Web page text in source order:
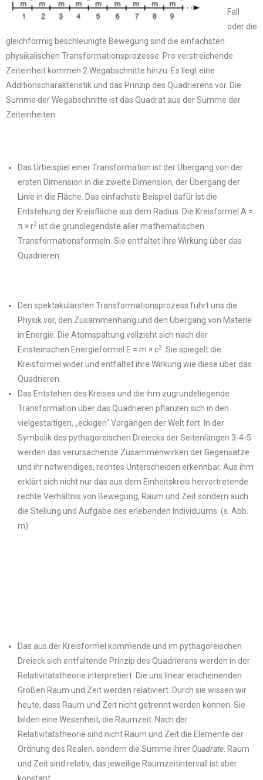
Fall
oder die
gleichförmig beschleunigte Bewegung sind die einfachsten
physikalischen Transformationsprozesse. Pro verstreichende
Zeiteinheit kommen 2 Wegabschnitte hinzu. Es liegt eine
Additionscharakteristik und das Prinzip des Quadrierens vor. Die
Summe der Wegabschnitte ist das Quadrat aus der Summe der
Zeiteinheiten.
Das Urbeispiel einer Transformation ist der Übergang von der
ersten Dimension in die zweite Dimension, der Übergang der
Linie in die Fläche. Das einfachste Beispiel dafür ist die
Entstehung der Kreisfläche aus dem Radius. Die Kreisformel A =
π × r2 ist die grundlegendste aller mathematischen
Transformationsformeln. Sie entfaltet ihre Wirkung über das
Quadrieren.
Den spektakulärsten Transformationsprozess führt uns die
Physik vor, den Zusammenhang und den Übergang von Materie
in Energie. Die Atomspaltung vollzieht sich nach der
Einsteinschen Energieformel E = m × c2 . Sie spiegelt die
Kreisformel wider und entfaltet ihre Wirkung wie diese über das
Quadrieren.
Das Entstehen des Kreises und die ihm zugrundeliegende
Transformation über das Quadrieren pflanzen sich in den
vielgestaltigen, „eckigen“ Vorgängen der Welt fort. In der
Symbolik des pythagoreischen Dreiecks der Seitenlängen 3-4-5
werden das verursachende Zusammenwirken der Gegensätze
und ihr notwendiges, rechtes Unterscheiden erkennbar. Aus ihm
erklärt sich nicht nur das aus dem Einheitskreis hervortretende
rechte Verhältnis von Bewegung, Raum und Zeit sondern auch
die Stellung und Aufgabe des erlebenden Individuums. (s. Abb.
m)
Das aus der Kreisformel kommende und im pythagoreischen
Dreieck sich entfaltende Prinzip des Quadrierens werden in der
Relativitätstheorie interpretiert. Die uns linear erscheinenden
Größen Raum und Zeit werden relativiert. Durch sie wissen wir
heute, dass Raum und Zeit nicht getrennt werden können. Sie
bilden eine Wesenheit, die Raumzeit. Nach der
Relativitätstheorie sind nicht Raum und Zeit die Elemente der
Ordnung des Realen, sondern die Summe ihrer Quadrate . Raum
und Zeit sind relativ, das jeweilige Raumzeitintervall ist aber